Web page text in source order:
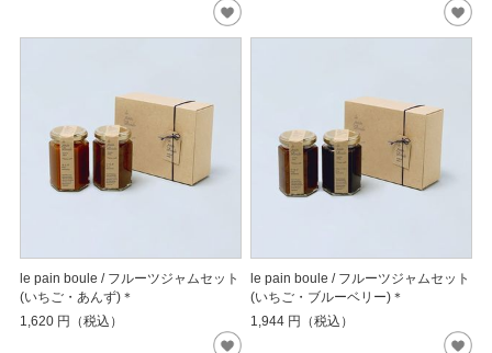
le pain boule / フルーツジャムセット
(いちご・あんず)＊
1,620 円（税込）
le pain boule / フルーツジャムセット
(いちご・ブルーベリー)＊
1,944 円（税込）